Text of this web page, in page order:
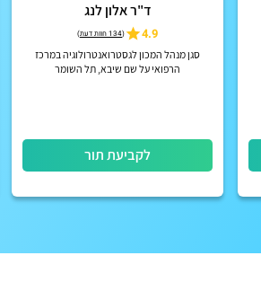
ד"ר אלון לנג
4.9
(134 חוות דעת )
סגן מנהל המכון לגסטרואנטרולוגיה במרכז
הרפואי על שם שיבא, תל השומר
לקביעת תור